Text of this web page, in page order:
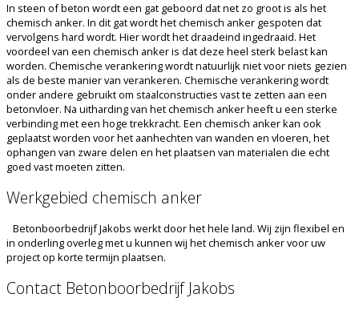
In steen of beton wordt een gat geboord dat net zo groot is als het
chemisch anker. In dit gat wordt het chemisch anker gespoten dat
vervolgens hard wordt. Hier wordt het draadeind ingedraaid. Het
voordeel van een chemisch anker is dat deze heel sterk belast kan
worden. Chemische verankering wordt natuurlijk niet voor niets gezien
als de beste manier van verankeren. Chemische verankering wordt
onder andere gebruikt om staalconstructies vast te zetten aan een
betonvloer. Na uitharding van het chemisch anker heeft u een sterke
verbinding met een hoge trekkracht. Een chemisch anker kan ook
geplaatst worden voor het aanhechten van wanden en vloeren, het
ophangen van zware delen en het plaatsen van materialen die echt
goed vast moeten zitten.
Werkgebied chemisch anker
Betonboorbedrijf Jakobs werkt door het hele land. Wij zijn flexibel en
in onderling overleg met u kunnen wij het chemisch anker voor uw
project op korte termijn plaatsen.
Contact Betonboorbedrijf Jakobs